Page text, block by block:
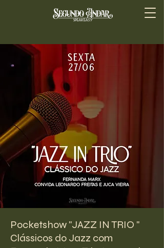
Pocketshow "JAZZ IN TRIO "
Clássicos do Jazz com